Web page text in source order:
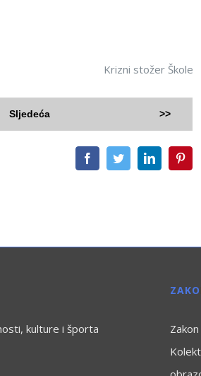
Krizni stožer Škole
Sljedeća >>
FacebookTwitterLinkedIn
kulture i športa